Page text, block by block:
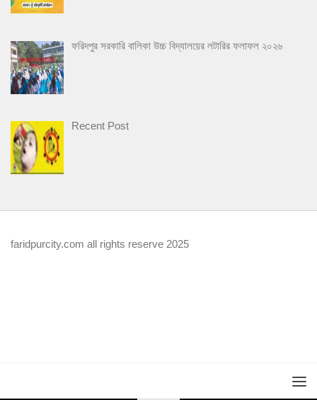
ফরিদপুর সরকারি বালিকা উচ্চ বিদ্যালয়ের লটারির ফলাফল ২০২৬
Recent Post
faridpurcity.com all rights reserve 2025